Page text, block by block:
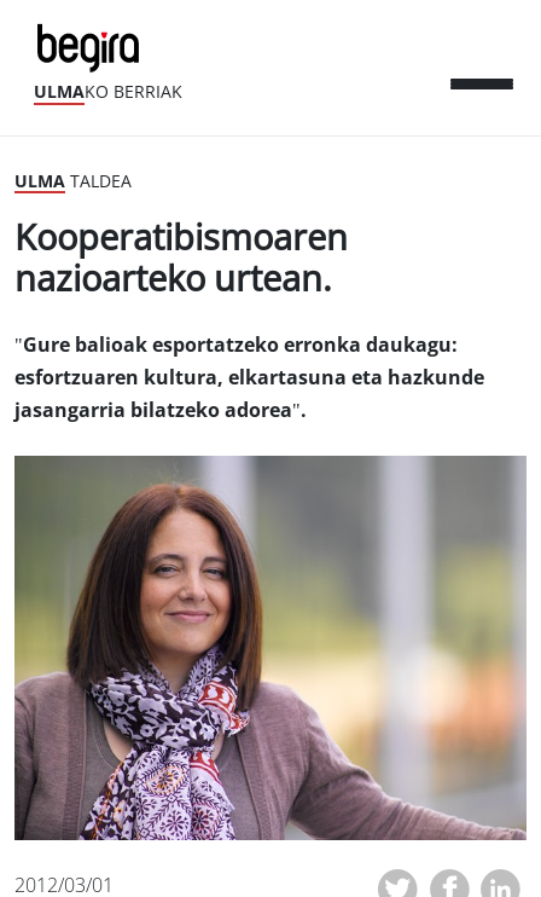
ULMAKO BERRIAK
ULMA TALDEA
Kooperatibismoaren
nazioarteko urtean.
"Gure balioak esportatzeko erronka daukagu:
esfortzuaren kultura, elkartasuna eta hazkunde
jasangarria bilatzeko adorea".
2012/03/01